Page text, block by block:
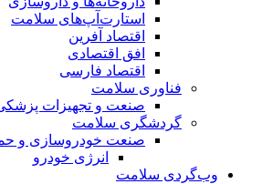
استارت‌آپ‌های سلامت
اقتصاد آفرین
افق اقتصادی
اقتصاد فارسی
فناوری سلامت
صنعت و تجهیزات
گردشگری سلامت
صنعت خودروسازی و
انرژی خودرو
وب‌گردی سلامت